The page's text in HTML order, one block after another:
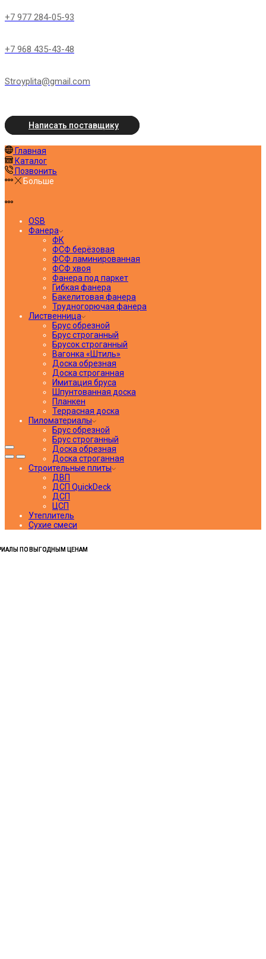
+7 977 284-05-93
+7 968 435-43-48
Stroyplita@gmail.com
Написать поставщику
Главная
Каталог
Позвонить
Больше
OSB
Фанера
ФК
ФСФ берёзовая
ФСФ ламинированная
ФСФ хвоя
Фанера под паркет
Гибкая фанера
Бакелитовая фанера
Трудногорючая фанера
Лиственница
Брус обрезной
Брус строганный
Брусок строганный
Вагонка «Штиль»
Доска обрезная
Доска строганная
Имитация бруса
Шпунтованная доска
Планкен
Террасная доска
Пиломатериалы
Брус обрезной
Брус строганный
Доска обрезная
Доска строганная
Строительные плиты
ДВП
ДСП QuickDeck
ДСП
ЦСП
Утеплитель
Сухие смеси